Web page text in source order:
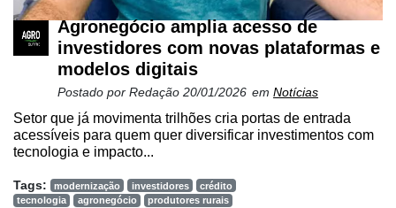
Agronegócio amplia acesso de
investidores com novas plataformas e
modelos digitais
Postado por Redação 20/01/2026 em Notícias
Setor que já movimenta trilhões cria portas de entrada
acessíveis para quem quer diversificar investimentos com
tecnologia e impacto...
Tags: modernização investidores
crédito
tecnologia
agronegócio
produtores rurais